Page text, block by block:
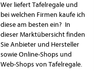
Wer liefert Tafelregale und
bei welchen Firmen kaufe ich
diese am besten ein? In
dieser Marktübersicht finden
Sie Anbieter und Hersteller
sowie Online-Shops und
Web-Shops von Tafelregale.